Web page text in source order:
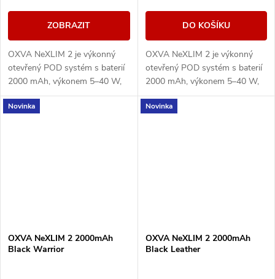
ZOBRAZIT
OXVA NeXLIM 2 je výkonný
otevřený POD systém s baterií
2000 mAh, výkonem 5–40 W,
rychlým nabíjením 5V/3A a
cartridgemi UNITECH 3.0 s
DO KOŠÍKU
OXVA NeXLIM 2 je výkonný
otevřený POD systém s baterií
2000 mAh, výkonem 5–40 W,
rychlým nabíjením 5V/3A a
cartridgemi UNITECH 3.0 s
Novinka
OXVA NeXLIM 2 2000mAh
Black Warrior
Novinka
OXVA NeXLIM 2 2000mAh
Black Leather